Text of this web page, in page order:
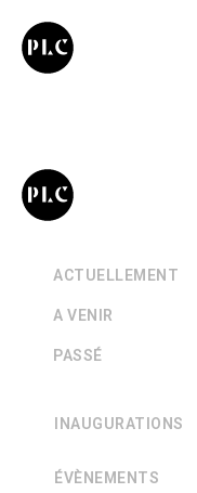
ACTUELLEMENT
A VENIR
PASSÉ
INAUGURATIONS
ÉVÈNEMENTS